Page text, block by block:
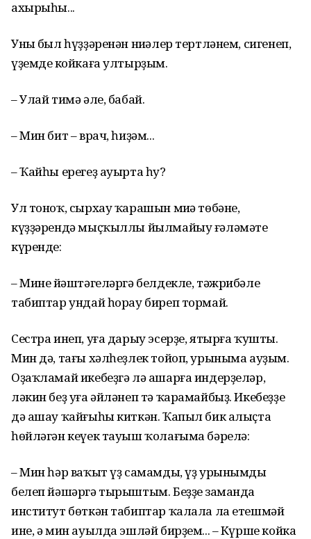
ахырыһы...
Уның был һүҙҙәренән ниңәлер тертләнем, сигенеп,
үҙемдең койкаға ултырҙым.
– Улай тимә әле, бабай.
– Мин бит – врач, һиҙәм...
– Ҡайһы ерегеҙ ауырта һуң?
Ул тоноҡ, сырхау ҡарашын миңә төбәне,
күҙҙәрендә мыҫҡыллы йылмайыу ғәләмәте
күренде:
– Минең йәштәгеләргә белдекле, тәжрибәле
табиптар ундай һорау биреп тормай.
Сестра инеп, уға дарыу эсерҙе, ятырға ҡушты.
Мин дә, тағы хәлһеҙлек тойоп, урыныма ауҙым.
Оҙаҡламай икебеҙгә лә ашарға индерҙеләр,
ләкин беҙ уға әйләнеп тә ҡарамайбыҙ. Икебеҙҙең
дә ашау ҡайғыһы киткән. Ҡапыл бик алыҫта
һөйләгән кеүек тауыш ҡолағыма бәрелә:
– Мин һәр ваҡыт үҙ самамды, үҙ урынымды
белеп йәшәргә тырыштым. Беҙҙең заманда
институт бөткән табиптар ҡалала ла етешмәй
ине, ә мин ауылда эшләй бирҙем... – Күрше койка